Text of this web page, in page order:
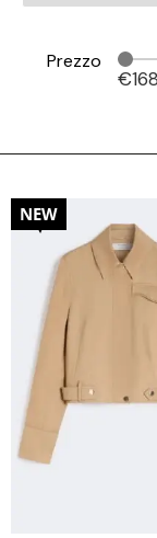
Prezzo
€168
30%
NEW